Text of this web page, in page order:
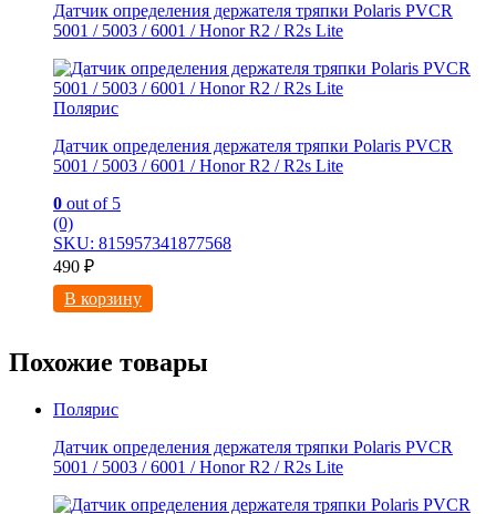
Датчик определения держателя тряпки Polaris PVCR
5001 / 5003 / 6001 / Honor R2 / R2s Lite
Полярис
Датчик определения держателя тряпки Polaris PVCR
5001 / 5003 / 6001 / Honor R2 / R2s Lite
0 out of 5
(0)
SKU: 815957341877568
490 ₽
В корзину
Похожие товары
Полярис
Датчик определения держателя тряпки Polaris PVCR
5001 / 5003 / 6001 / Honor R2 / R2s Lite